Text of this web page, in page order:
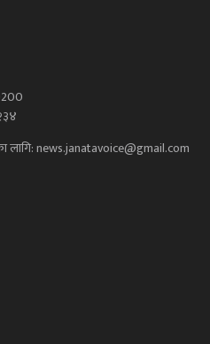
लागि: news.janatavoice@gmail.com